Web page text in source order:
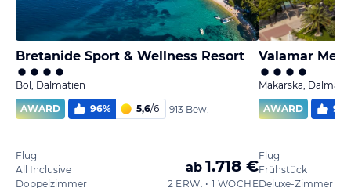
Bretanide Sport & Wellness Resort
Bol, Dalmatien
AWARD
96% 5,6/6 913 Bew.
Flug
All Inclusive
Doppelzimmer
ab 1.718 €
2 ERW. • 1 WOCHE
Valamar
Makarska,
AWARD
97
Flug
Frühstück